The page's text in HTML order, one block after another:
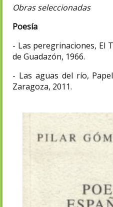
Obras seleccionadas
Poesía
- Las peregrinaciones, El
de Guadazón, 1966.
- Las aguas del río,
Zaragoza, 2011.